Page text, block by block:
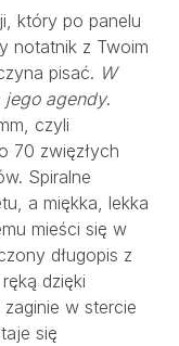
który po panelu
notatnik z Twoim
pisać. W
jego agendy.
czyli
70 zwięzłych
Spiralne
a miękka, lekka
mieści się w
długopis z
dzięki
w stercie
się